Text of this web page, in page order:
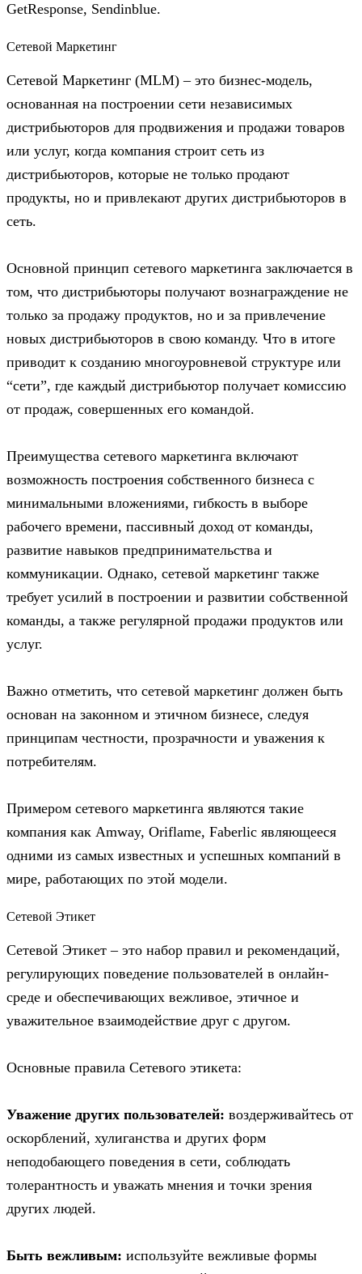
GetResponse, Sendinblue.
Сетевой Маркетинг
Сетевой Маркетинг (MLM) – это бизнес-модель,
основанная на построении сети независимых
дистрибьюторов для продвижения и продажи товаров
или услуг, когда компания строит сеть из
дистрибьюторов, которые не только продают
продукты, но и привлекают других дистрибьюторов в
сеть.
Основной принцип сетевого маркетинга заключается в
том, что дистрибьюторы получают вознаграждение не
только за продажу продуктов, но и за привлечение
новых дистрибьюторов в свою команду. Что в итоге
приводит к созданию многоуровневой структуре или
“сети”, где каждый дистрибьютор получает комиссию
от продаж, совершенных его командой.
Преимущества сетевого маркетинга включают
возможность построения собственного бизнеса с
минимальными вложениями, гибкость в выборе
рабочего времени, пассивный доход от команды,
развитие навыков предпринимательства и
коммуникации. Однако, сетевой маркетинг также
требует усилий в построении и развитии собственной
команды, а также регулярной продажи продуктов или
услуг.
Важно отметить, что сетевой маркетинг должен быть
основан на законном и этичном бизнесе, следуя
принципам честности, прозрачности и уважения к
потребителям.
Примером сетевого маркетинга являются такие
компания как Amway, Oriflame, Faberlic являющееся
одними из самых известных и успешных компаний в
мире, работающих по этой модели.
Сетевой Этикет
Сетевой Этикет – это набор правил и рекомендаций,
регулирующих поведение пользователей в онлайн-
среде и обеспечивающих вежливое, этичное и
уважительное взаимодействие друг с другом.
Основные правила Сетевого этикета:
Уважение других пользователей: воздерживайтесь от
оскорблений, хулиганства и других форм
неподобающего поведения в сети, соблюдать
толерантность и уважать мнения и точки зрения
других людей.
Быть вежливым: используйте вежливые формы